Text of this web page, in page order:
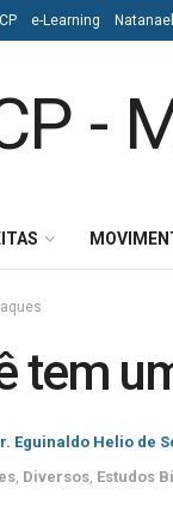
e-Learning
tem
Eguinaldo Helio de
Diversos Estudos